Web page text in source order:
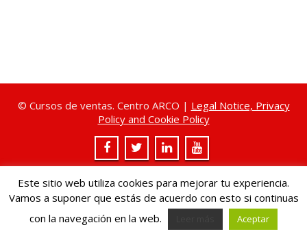
© Cursos de ventas. Centro ARCO | Legal Notice, Privacy
Policy and Cookie Policy
Este sitio web utiliza cookies para mejorar tu experiencia.
Vamos a suponer que estás de acuerdo con esto si continuas
con la navegación en la web.
Aceptar